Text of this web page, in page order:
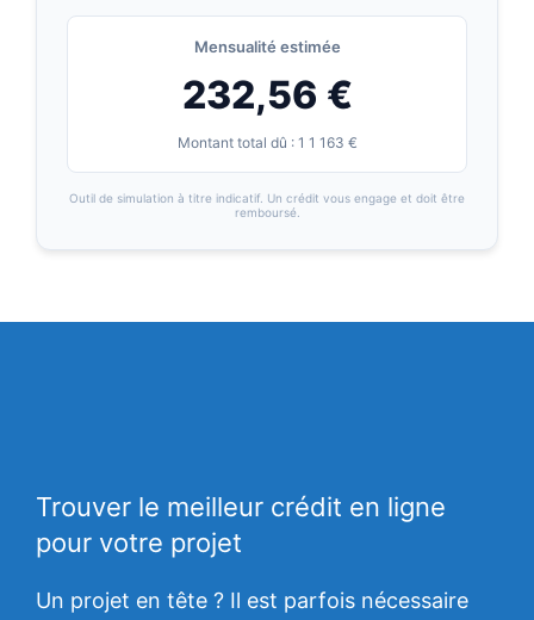
Mensualité estimée
232,56 €
Montant total dû : 1 1 163 €
Outil de simulation à titre indicatif. Un crédit vous engage et doit être
remboursé.
Trouver le meilleur crédit en ligne
pour votre projet
Un projet en tête ? Il est parfois nécessaire